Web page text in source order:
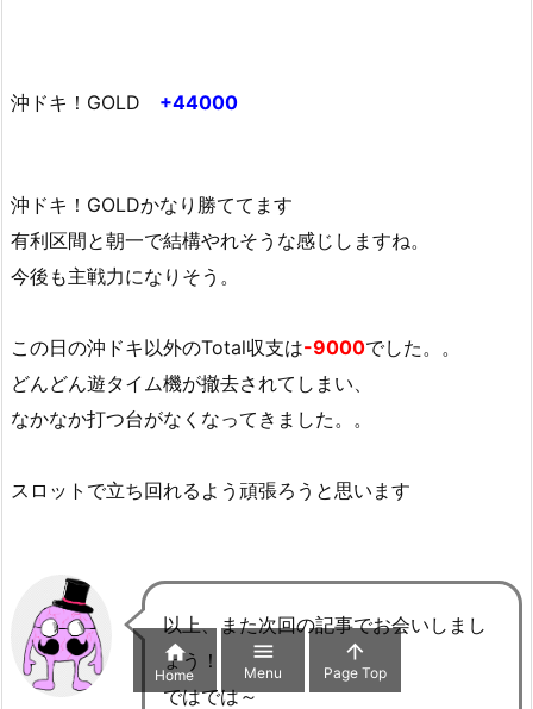
沖ドキ！GOLD +44000
沖ドキ！GOLDかなり勝ててます
有利区間と朝一で結構やれそうな感じしますね。
今後も主戦力になりそう。
この日の沖ドキ以外のTotal収支は-9000でした。。
どんどん遊タイム機が撤去されてしまい、
なかなか打つ台がなくなってきました。。
スロットで立ち回れるよう頑張ろうと思います
以上、また次回の記事でお会いしまし
ょう！
ではでは～

Home

Menu

Page Top